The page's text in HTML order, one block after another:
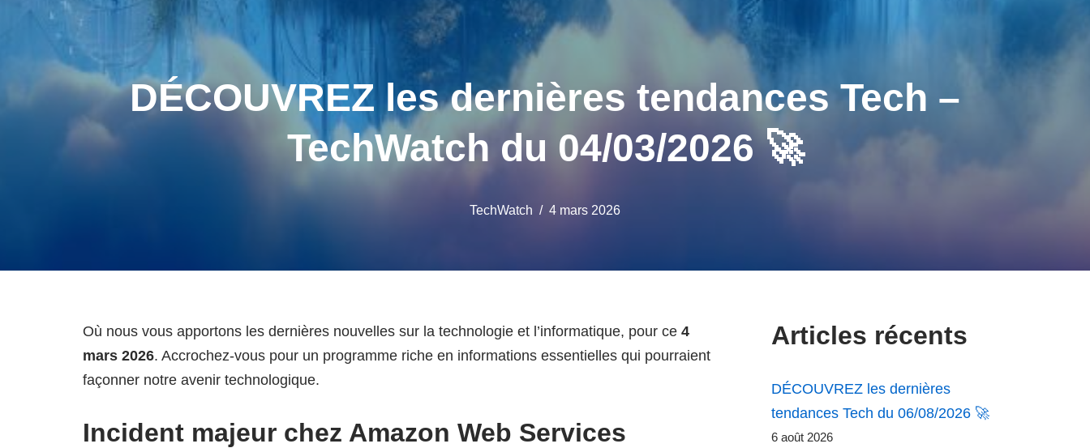
DÉCOUVREZ les dernières tendances Tech –
TechWatch du 04/03/2026 🚀
TechWatch 4 mars 2026
Où nous vous apportons les dernières nouvelles sur la technologie et l’informatique, pour ce 4
mars 2026. Accrochez-vous pour un programme riche en informations essentielles qui pourraient
façonner notre avenir technologique.
Incident majeur chez Amazon Web Services
Articles récents
DÉCOUVREZ les dernières
tendances Tech du 06/08/2026 🚀
6 août 2026